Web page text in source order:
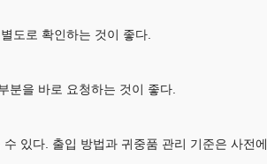
도로 확인하는 것이 좋다.
분을 바로 요청하는 것이 좋다.
있다. 출입 방법과 귀중품 관리 기준은 사전에